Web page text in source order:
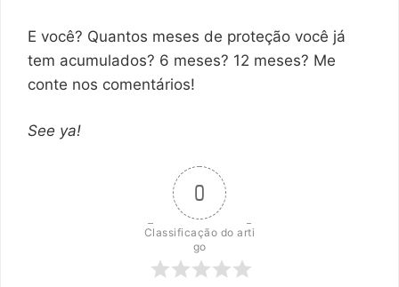
E você? Quantos meses de proteção você já
tem acumulados? 6 meses? 12 meses? Me
conte nos comentários!
See ya!
0
Classificação do arti
go